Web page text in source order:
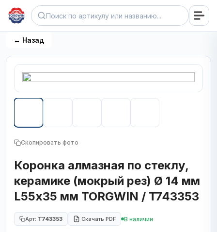
← Назад
Скопировать фото
Коронка алмазная по стеклу,
керамике (мокрый рез) Ø 14 мм
L55х35 мм TORGWIN / T743353
Арт: T743353 Скачать PDF В наличии